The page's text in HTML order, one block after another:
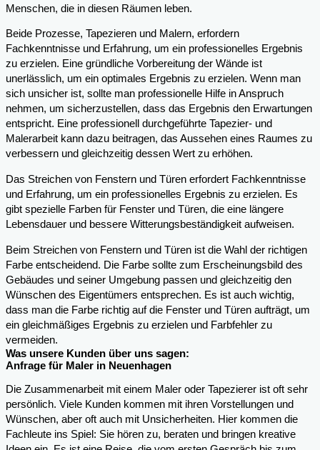
Menschen, die in diesen Räumen leben.
Beide Prozesse, Tapezieren und Malern, erfordern
Fachkenntnisse und Erfahrung, um ein professionelles Ergebnis
zu erzielen. Eine gründliche Vorbereitung der Wände ist
unerlässlich, um ein optimales Ergebnis zu erzielen. Wenn man
sich unsicher ist, sollte man professionelle Hilfe in Anspruch
nehmen, um sicherzustellen, dass das Ergebnis den Erwartungen
entspricht. Eine professionell durchgeführte Tapezier- und
Malerarbeit kann dazu beitragen, das Aussehen eines Raumes zu
verbessern und gleichzeitig dessen Wert zu erhöhen.
Das Streichen von Fenstern und Türen erfordert Fachkenntnisse
und Erfahrung, um ein professionelles Ergebnis zu erzielen. Es
gibt spezielle Farben für Fenster und Türen, die eine längere
Lebensdauer und bessere Witterungsbeständigkeit aufweisen.
Beim Streichen von Fenstern und Türen ist die Wahl der richtigen
Farbe entscheidend. Die Farbe sollte zum Erscheinungsbild des
Gebäudes und seiner Umgebung passen und gleichzeitig den
Wünschen des Eigentümers entsprechen. Es ist auch wichtig,
dass man die Farbe richtig auf die Fenster und Türen aufträgt, um
ein gleichmäßiges Ergebnis zu erzielen und Farbfehler zu
vermeiden.
Was unsere Kunden über uns sagen:
Anfrage für Maler in Neuenhagen
Die Zusammenarbeit mit einem Maler oder Tapezierer ist oft sehr
persönlich. Viele Kunden kommen mit ihren Vorstellungen und
Wünschen, aber oft auch mit Unsicherheiten. Hier kommen die
Fachleute ins Spiel: Sie hören zu, beraten und bringen kreative